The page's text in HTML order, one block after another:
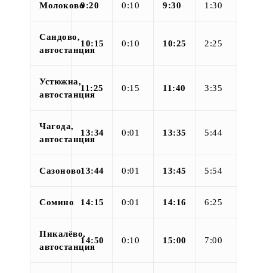
Молоково9:20 0:10 9:30 1:30
Сандово,
автостанция
10:15 0:10 10:25 2:25
Устюжна,
автостанция
11:25 0:15 11:40 3:35
Чагода,
автостанция
13:34 0:01 13:35 5:44
Сазоново13:44 0:01 13:45 5:54
Сомино 14:15 0:01 14:16 6:25
Пикалёво,
автостанция
14:50 0:10 15:00 7:00